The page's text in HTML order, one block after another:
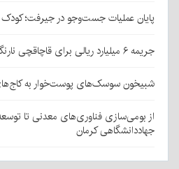
پایان عملیات جست‌وجو در جیرفت؛ کودک ۴ ساله دلفاردی پیدا شد
جریمه ۶ میلیارد ریالی برای قاچاقچی نارنگی پاکستانی در بافت
شبیخون سوسک‌های پوست‌خوار به
از بومی‌سازی فناوری‌های معدنی تا
جهاددانشگاهی کرمان